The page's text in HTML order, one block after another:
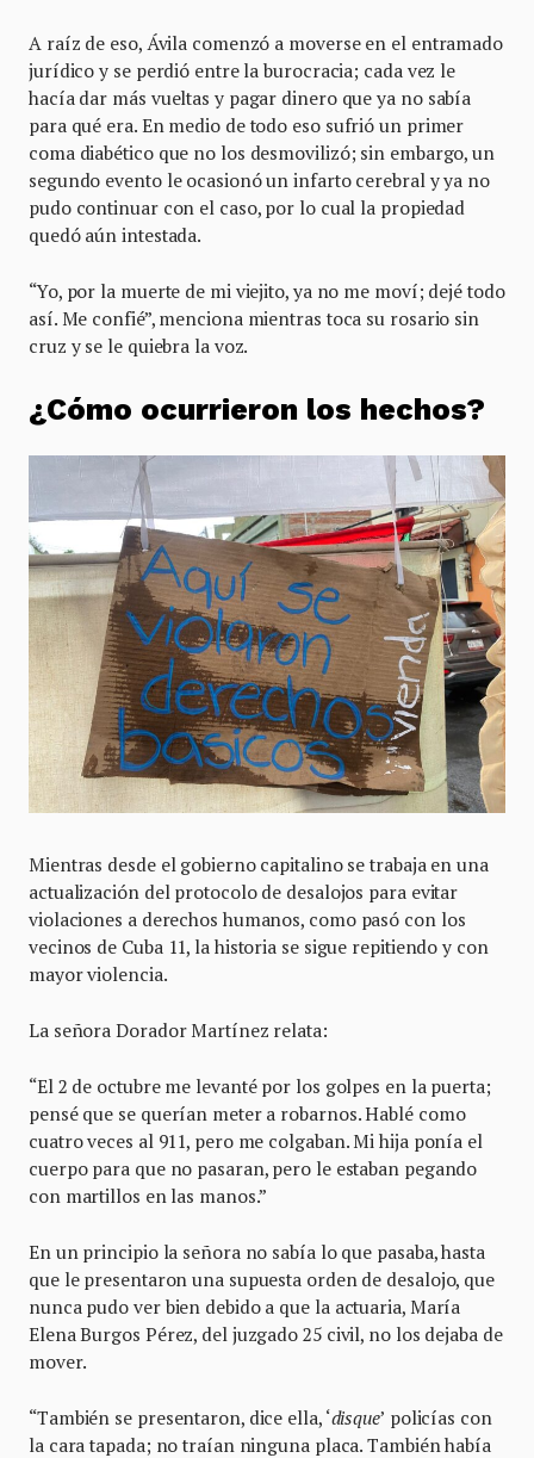
A raíz de eso, Ávila comenzó a moverse en el entramado
jurídico y se perdió entre la burocracia; cada vez le
hacía dar más vueltas y pagar dinero que ya no sabía
para qué era. En medio de todo eso sufrió un primer
coma diabético que no los desmovilizó; sin embargo, un
segundo evento le ocasionó un infarto cerebral y ya no
pudo continuar con el caso, por lo cual la propiedad
quedó aún intestada.
“Yo, por la muerte de mi viejito, ya no me moví; dejé todo
así. Me confié”, menciona mientras toca su rosario sin
cruz y se le quiebra la voz.
¿Cómo ocurrieron los hechos?
Mientras desde el gobierno capitalino se trabaja en una
actualización del protocolo de desalojos para evitar
violaciones a derechos humanos, como pasó con los
vecinos de Cuba 11, la historia se sigue repitiendo y con
mayor violencia.
La señora Dorador Martínez relata:
“El 2 de octubre me levanté por los golpes en la puerta;
pensé que se querían meter a robarnos. Hablé como
cuatro veces al 911, pero me colgaban. Mi hija ponía el
cuerpo para que no pasaran, pero le estaban pegando
con martillos en las manos.”
En un principio la señora no sabía lo que pasaba, hasta
que le presentaron una supuesta orden de desalojo, que
nunca pudo ver bien debido a que la actuaria, María
Elena Burgos Pérez, del juzgado 25 civil, no los dejaba de
mover.
“También se presentaron, dice ella, ‘disque’ policías con
la cara tapada; no traían ninguna placa. También había